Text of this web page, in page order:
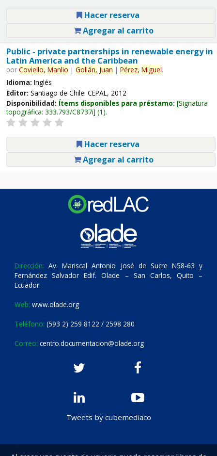
Hacer reserva
Agregar al carrito
Public - private partnerships in renewable energy in
Latin America and the Caribbean
por Coviello, Manlio | Gollán, Juan | Pérez, Miguel.
Idioma: Inglés
Editor: Santiago de Chile: CEPAL, 2012
Disponibilidad: Ítems disponibles para préstamo: Signatura
topográfica: 333.793/C8737i (1).
Hacer reserva
Agregar al carrito
Dirección: Av. Mariscal Antonio José de Sucre N58-63 y
Fernández Salvador Edif. Olade – San Carlos, Quito –
Ecuador.
Web: www.olade.org
Teléfono: (593 2) 259 8122 / 2598 280
Correo: centro.documentacion@olade.org
Tweets by cubemediaco